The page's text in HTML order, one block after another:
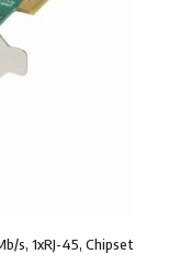
s, 1xRJ-45, Chipset